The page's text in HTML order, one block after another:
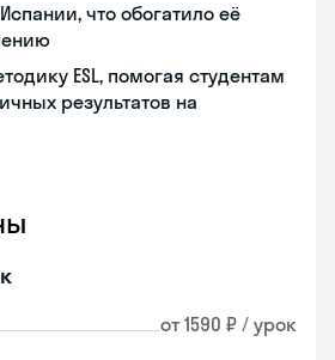
что обогатило её
ESL, помогая студентам
результатов на
от 1590 ₽ / урок